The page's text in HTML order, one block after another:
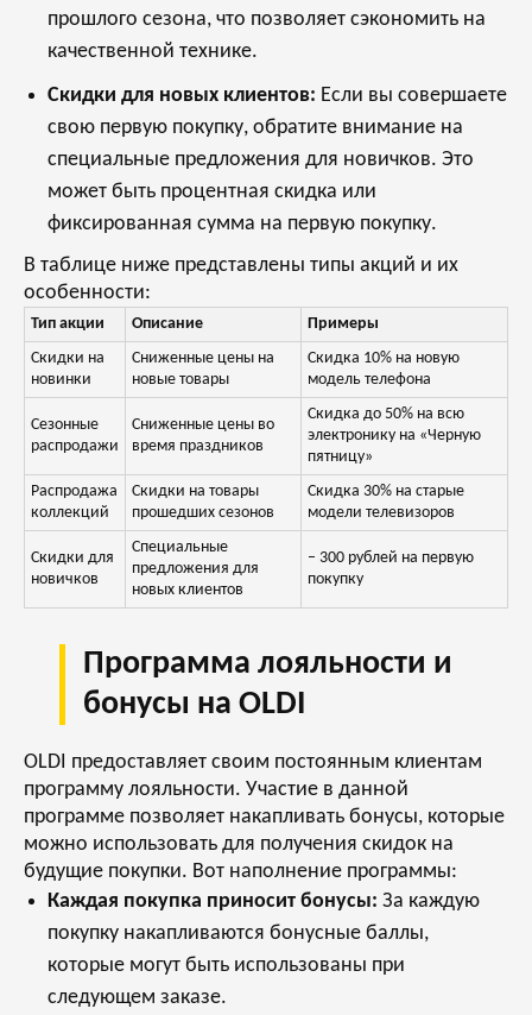
прошлого сезона, что позволяет сэкономить на
качественной технике.
Скидки для новых клиентов: Если вы совершаете
свою первую покупку, обратите внимание на
специальные предложения для новичков. Это
может быть процентная скидка или
фиксированная сумма на первую покупку.
В таблице ниже представлены типы акций и их
особенности:
Тип акции Описание
Примеры
Скидки на
новинки
Сниженные цены на
новые товары
Скидка 10% на новую
модель телефона
Сезонные
распродажи
Сниженные цены во
время праздников
Скидка до 50% на всю
электронику на «Черную
пятницу»
Распродажа
коллекций
Скидки на товары
прошедших сезонов
Скидка 30% на старые
модели телевизоров
Скидки для
новичков
Специальные
предложения для
новых клиентов
– 300 рублей на первую
покупку
Программа лояльности и
бонусы на OLDI
OLDI предоставляет своим постоянным клиентам
программу лояльности. Участие в данной
программе позволяет накапливать бонусы, которые
можно использовать для получения скидок на
будущие покупки. Вот наполнение программы:
Каждая покупка приносит бонусы: За каждую
покупку накапливаются бонусные баллы,
которые могут быть использованы при
следующем заказе.